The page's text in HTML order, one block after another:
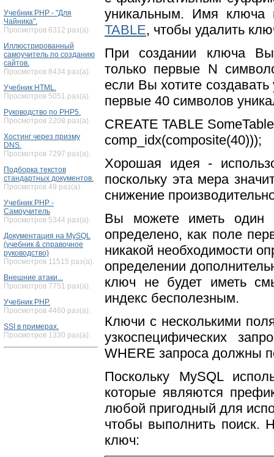
Учебник PHP - "Для
Чайника".
Просмотров 6312 раз(а).
Иллюстрированный
самоучитель по созданию
сайтов.
Просмотров 8434 раз(а).
Учебник HTML.
Просмотров 5051 раз(а).
Руководство по PHP5.
Просмотров 2208 раз(а).
Хостинг через призму
DNS.
Просмотров 7297 раз(а).
Подборка текстов
стандартных документов.
Просмотров 49 раз(а).
Учебник PHP -
Самоучитель
Просмотров 5344 раз(а).
Документация на MySQL
(учебник & справочное
руководство)
Просмотров 11515 раз(а).
Внешние атаки...
Просмотров 7751 раз(а).
Учебник PHP.
Просмотров 4460 раз(а).
SSI в примерах.
Просмотров 1330 раз(а).
уникальным. Имя ключа
TABLE, чтобы удалить
При создании ключа Вы
только первые N
если Вы хотите
первые 40 символов
CREATE TABLE
comp_idx(composite(40)));
Хорошая идея -
поскольку эта мера
снижение
Вы можете иметь один
определено, как поле
никакой необходимости
определении
ключ не будет иметь
индекс бесполезным.
Ключи с несколькими
узкоспецифических
WHERE запроса должны
Поскольку MySQL
которые являются
любой пригодный для
чтобы выполнить поиск.
ключ: